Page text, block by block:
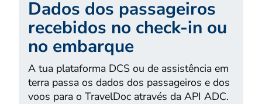
Dados dos passageiros
recebidos no check-in ou
no embarque
A tua plataforma DCS ou de assistência em
terra passa os dados dos passageiros e dos
voos para o TravelDoc através da API ADC.